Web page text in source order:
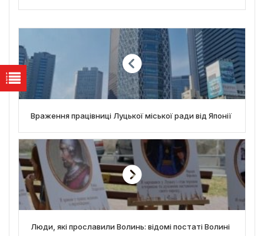
Враження працівниці Луцької міської ради від Японії
Люди, які прославили Волинь: відомі постаті Волині